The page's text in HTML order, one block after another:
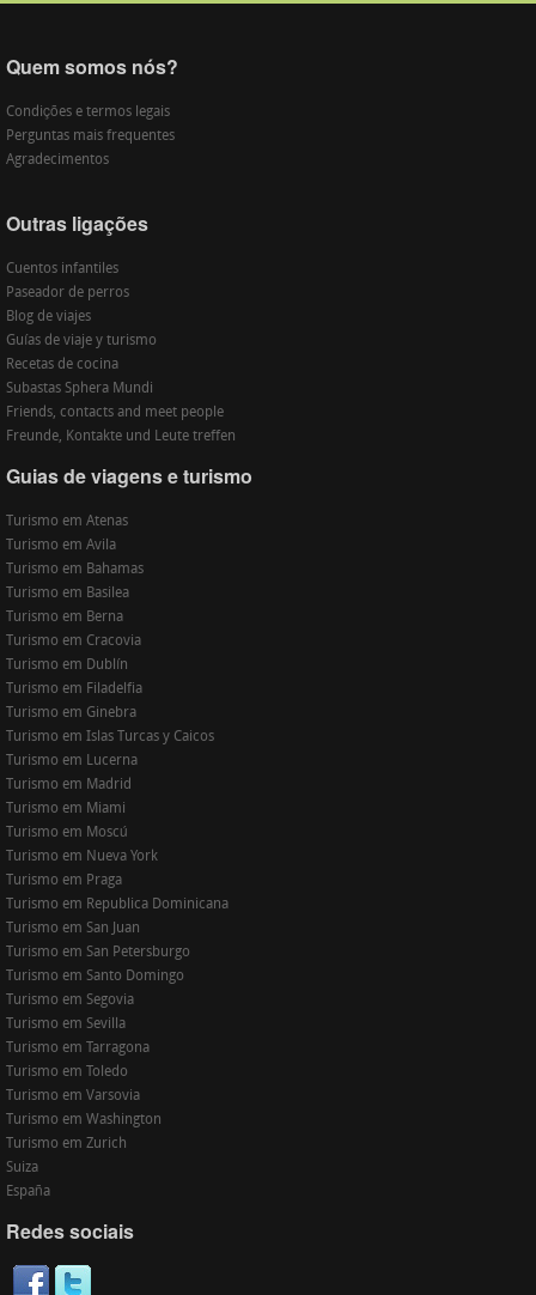
Quem somos nós?
Condições e termos legais
Perguntas mais frequentes
Agradecimentos
Outras ligações
Cuentos infantiles
Paseador de perros
Blog de viajes
Guías de viaje y turismo
Recetas de cocina
Subastas Sphera Mundi
Friends, contacts and meet people
Freunde, Kontakte und Leute treffen
Guias de viagens e turismo
Turismo em Atenas
Turismo em Avila
Turismo em Bahamas
Turismo em Basilea
Turismo em Berna
Turismo em Cracovia
Turismo em Dublín
Turismo em Filadelfia
Turismo em Ginebra
Turismo em Islas Turcas y Caicos
Turismo em Lucerna
Turismo em Madrid
Turismo em Miami
Turismo em Moscú
Turismo em Nueva York
Turismo em Praga
Turismo em Republica Dominicana
Turismo em San Juan
Turismo em San Petersburgo
Turismo em Santo Domingo
Turismo em Segovia
Turismo em Sevilla
Turismo em Tarragona
Turismo em Toledo
Turismo em Varsovia
Turismo em Washington
Turismo em Zurich
Suiza
España
Redes sociais